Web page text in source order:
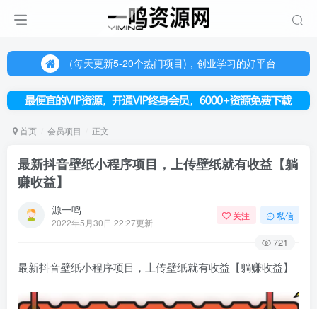
（每天更新5-20个热门项目)，创业学习的好平台
（每天更新5-20个热门项目)，创业学习的好平台
欢迎访问一鸣资源网，本站汇集数千网创课程和项目
首页 会员项目 正文
最新抖音壁纸小程序项目，上传壁纸就有收益【躺
赚收益】
源一鸣
2022年5月30日 22:27更新
关注 私信
721
最新抖音壁纸小程序项目，上传壁纸就有收益【躺赚收益】